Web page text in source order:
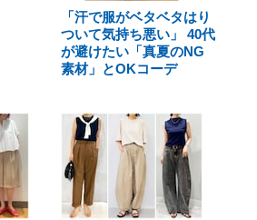
「汗で服がベタベタはり
ついて気持ち悪い」 40代
が避けたい「真夏のNG
素材」とOKコーデ